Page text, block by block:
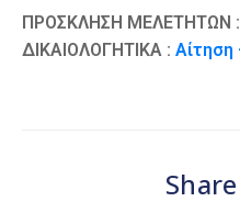
ΠΡΟΣΚΛΗΣΗ ΜΕΛΕΤΗΤΩΝ :
ΔΙΚΑΙΟΛΟΓΗΤΙΚΑ :